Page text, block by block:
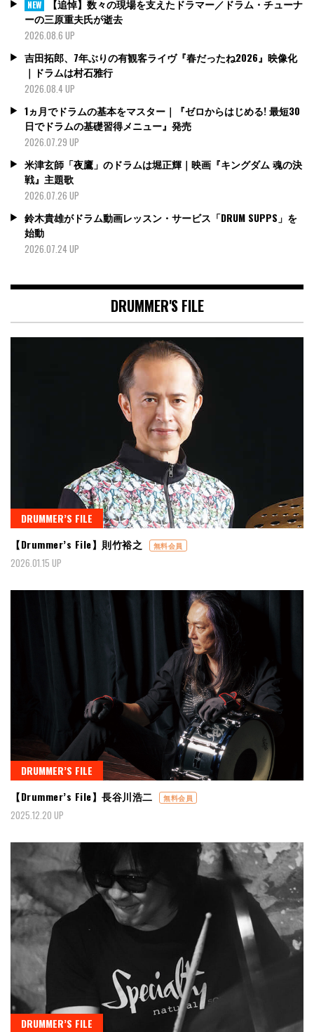
NEW
【追悼】数々の現場を支えたドラマー／ドラム・チューナ
ーの三原重夫氏が逝去
2026.08.6 UP
吉田拓郎、7年ぶりの有観客ライヴ『春だったね2026』映像化
｜ドラムは村石雅行
2026.08.4 UP
1ヵ月でドラムの基本をマスター｜『ゼロからはじめる! 最短30
日でドラムの基礎習得メニュー』発売
2026.07.29 UP
米津玄師「夜鷹」のドラムは堀正輝｜映画『キングダム 魂の決
戦』主題歌
2026.07.26 UP
鈴木貴雄がドラム動画レッスン・サービス「DRUM SUPPS」を
始動
2026.07.24 UP
DRUMMER'S FILE
DRUMMER’S FILE
【Drummer’s File】則竹裕之
無料会員
2026.01.15 UP
DRUMMER’S FILE
【Drummer’s File】長谷川浩二
無料会員
2025.12.20 UP
DRUMMER’S FILE